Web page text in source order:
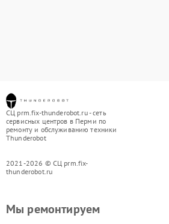
СЦ prm.fix-thunderobot.ru - сеть
сервисных центров в Перми по
ремонту и обслуживанию техники
Thunderobot
2021-2026 © СЦ prm.fix-
thunderobot.ru
Мы ремонтируем